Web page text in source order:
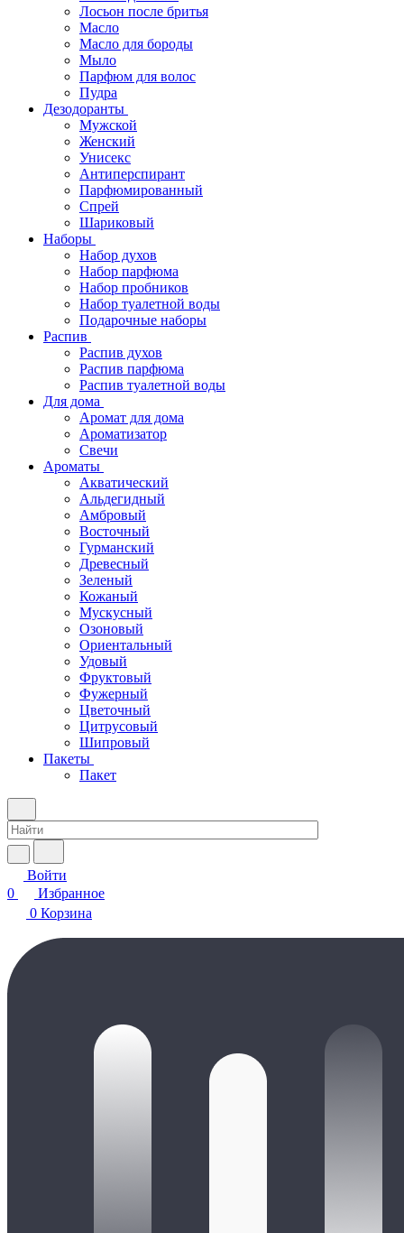
Лосьон после бритья
Масло
Масло для бороды
Мыло
Парфюм для волос
Пудра
Дезодоранты
Мужской
Женский
Унисекс
Антиперспирант
Парфюмированный
Спрей
Шариковый
Наборы
Набор духов
Набор парфюма
Набор пробников
Набор туалетной воды
Подарочные наборы
Распив
Распив духов
Распив парфюма
Распив туалетной воды
Для дома
Аромат для дома
Ароматизатор
Свечи
Ароматы
Акватический
Альдегидный
Амбровый
Восточный
Гурманский
Древесный
Зеленый
Кожаный
Мускусный
Озоновый
Ориентальный
Удовый
Фруктовый
Фужерный
Цветочный
Цитрусовый
Шипровый
Пакеты
Пакет
Войти
0
Избранное
0 Корзина